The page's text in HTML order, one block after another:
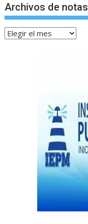
Archivos de notas
Archivos